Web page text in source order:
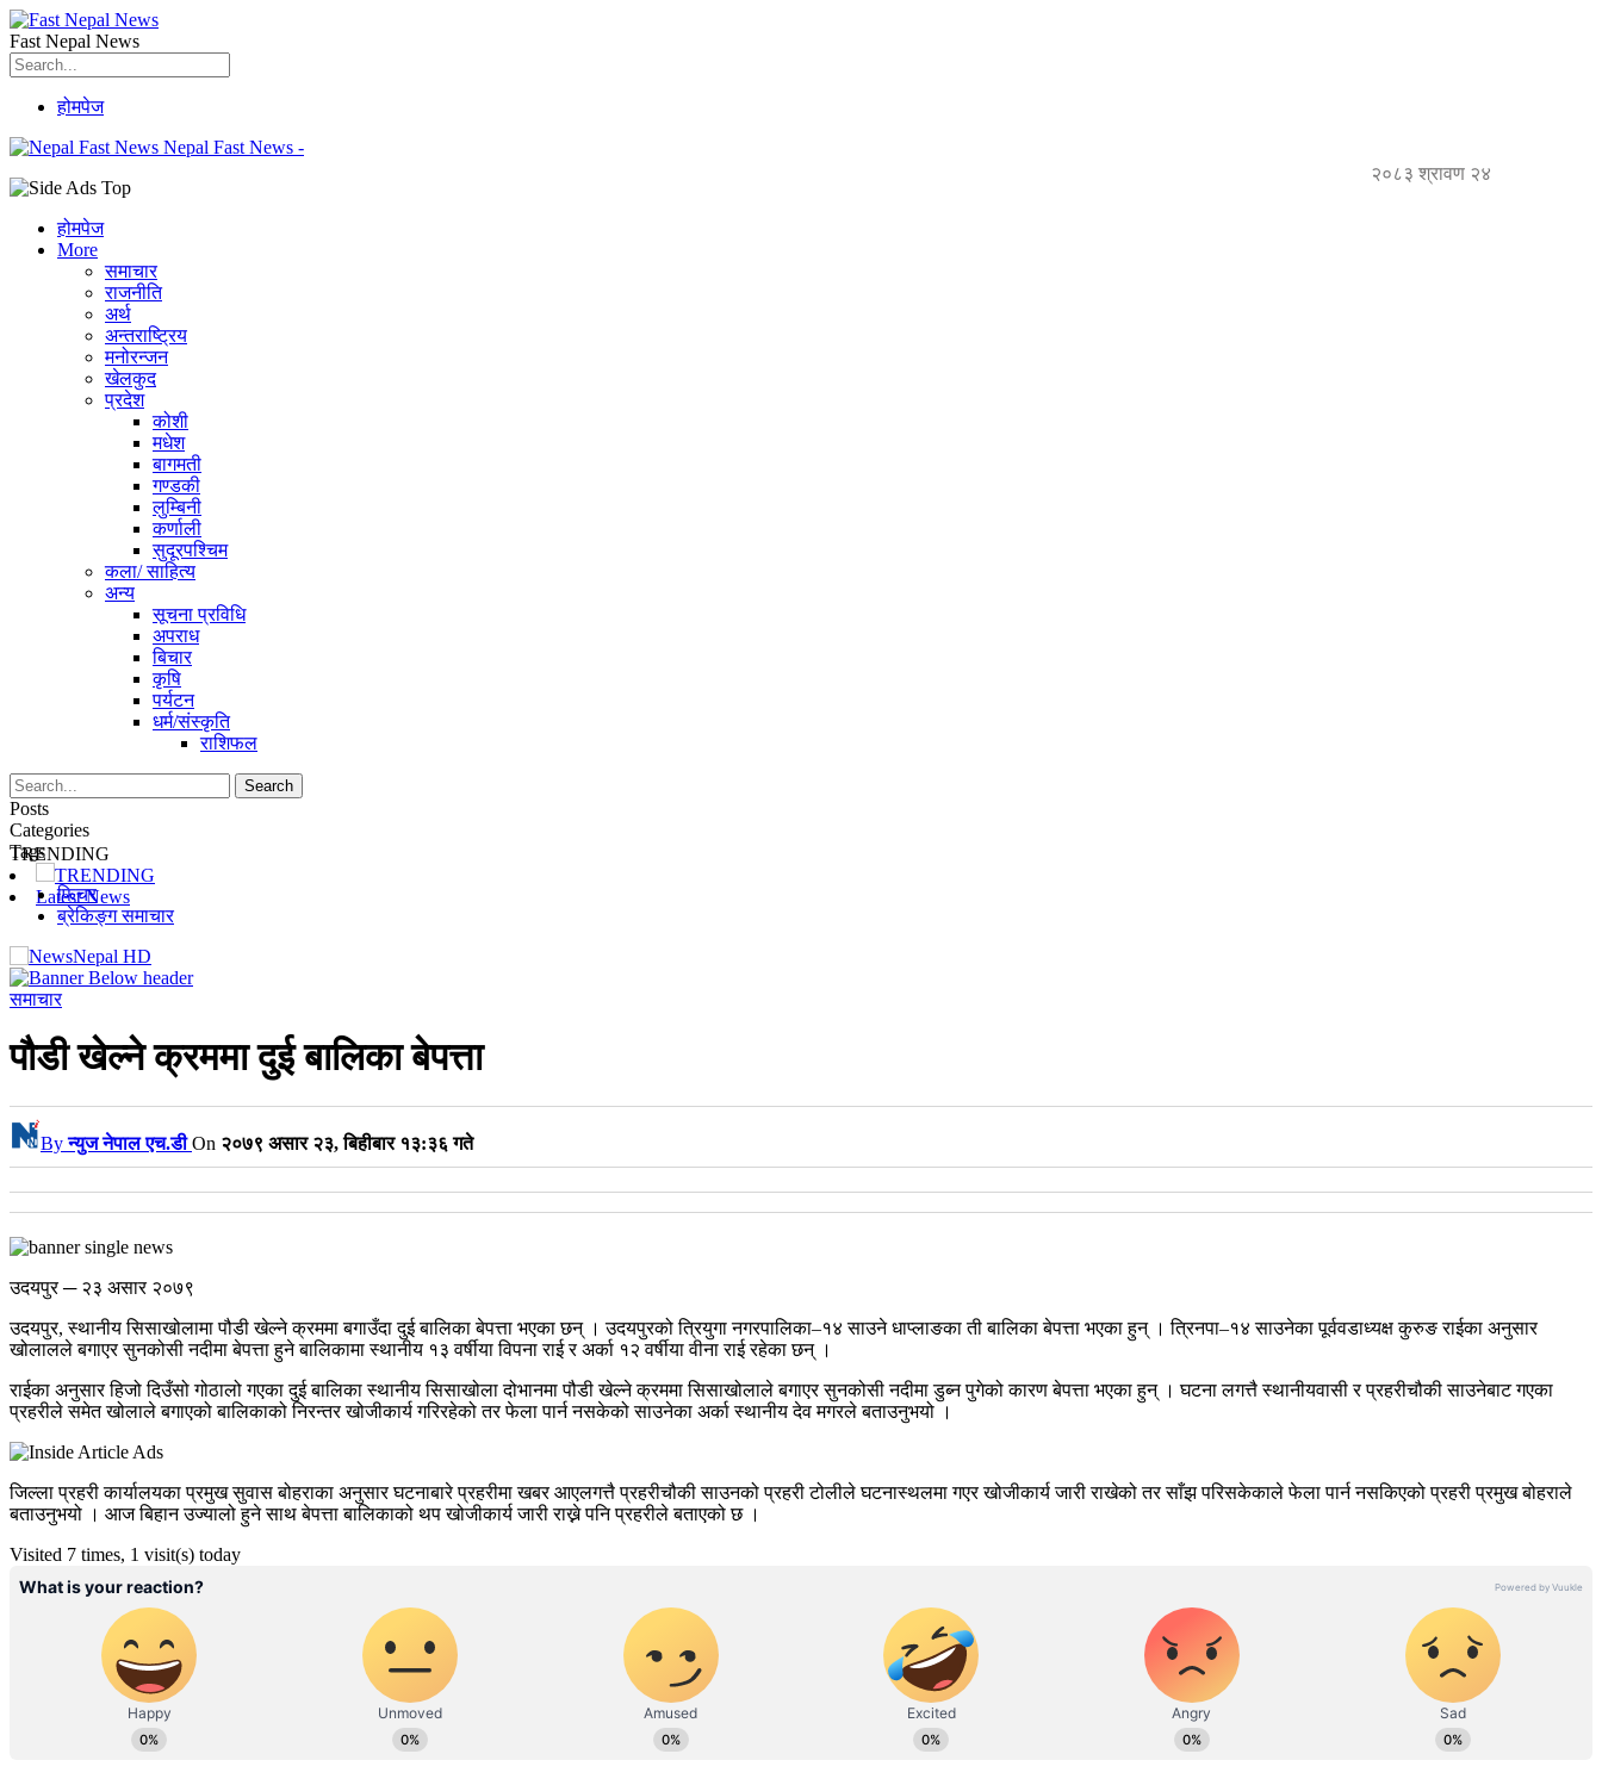
Fast Nepal News
होमपेज
Nepal Fast News -
२०८३ श्रावण २४
होमपेज
More
समाचार
राजनीति
अर्थ
अन्तराष्ट्रिय
मनोरन्जन
खेलकुद
प्रदेश
कोशी
मधेश
बागमती
गण्डकी
लुम्बिनी
कर्णाली
सुदूरपश्चिम
कला/ साहित्य
अन्य
सूचना प्रविधि
अपराध
बिचार
कृषि
पर्यटन
धर्म/संस्कृति
राशिफल
Posts
Categories
Tags
TRENDING
Latest News
TRENDING
फिचर
ब्रेकिङ्ग समाचार
समाचार
पौडी खेल्ने क्रममा दुई बालिका बेपत्ता
Byन्युज नेपाल एच.डी On २०७९ असार २३, बिहीबार १३:३६ गते
उदयपुर ─ २३ असार २०७९
उदयपुर, स्थानीय सिसाखोलामा पौडी खेल्ने क्रममा बगाउँदा दुई बालिका बेपत्ता भएका छन् । उदयपुरको त्रियुगा नगरपालिका–१४ साउने धाप्लाङका ती बालिका बेपत्ता भएका हुन् । त्रिनपा–१४ साउनेका पूर्ववडाध्यक्ष कुरुङ राईका अनुसार
खोलालले बगाएर सुनकोसी नदीमा बेपत्ता हुने बालिकामा स्थानीय १३ वर्षीया विपना राई र अर्का १२ वर्षीया वीना राई रहेका छन् ।
राईका अनुसार हिजो दिउँसो गोठालो गएका दुई बालिका स्थानीय सिसाखोला दोभानमा पौडी खेल्ने क्रममा सिसाखोलाले बगाएर सुनकोसी नदीमा डुब्न पुगेको कारण बेपत्ता भएका हुन् । घटना लगत्तै स्थानीयवासी र प्रहरीचौकी साउनेबाट गएका
प्रहरीले समेत खोलाले बगाएको बालिकाको निरन्तर खोजीकार्य गरिरहेको तर फेला पार्न नसकेको साउनेका अर्का स्थानीय देव मगरले बताउनुभयो ।
जिल्ला प्रहरी कार्यालयका प्रमुख सुवास बोहराका अनुसार घटनाबारे प्रहरीमा खबर आएलगत्तै प्रहरीचौकी साउनको प्रहरी टोलीले घटनास्थलमा गएर खोजीकार्य जारी राखेको तर साँझ परिसकेकाले फेला पार्न नसकिएको प्रहरी प्रमुख बोहराले
बताउनुभयो । आज बिहान उज्यालो हुने साथ बेपत्ता बालिकाको थप खोजीकार्य जारी राख्ने पनि प्रहरीले बताएको छ ।
Visited 7 times, 1 visit(s) today